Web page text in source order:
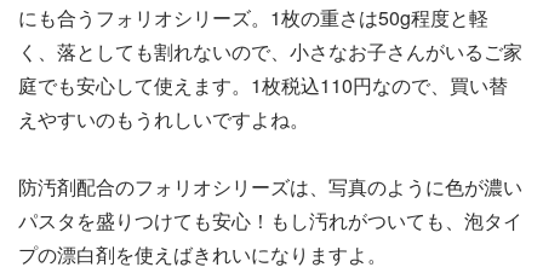
にも合うフォリオシリーズ。1枚の重さは50g程度と軽
く、落としても割れないので、小さなお子さんがいるご家
庭でも安心して使えます。1枚税込110円なので、買い替
えやすいのもうれしいですよね。
防汚剤配合のフォリオシリーズは、写真のように色が濃い
パスタを盛りつけても安心！もし汚れがついても、泡タイ
プの漂白剤を使えばきれいになりますよ。